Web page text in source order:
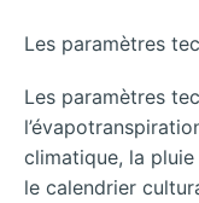
Les paramètres
Les paramètres
climatique, la
le calendrier